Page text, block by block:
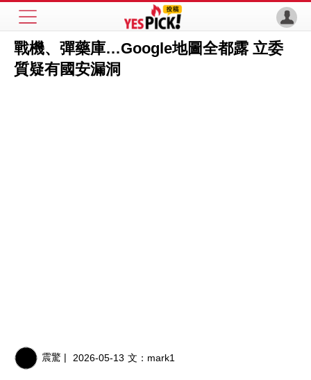
戰機、彈藥庫…Google地圖全都露 立委
質疑有國安漏洞
震驚 | 2026-05-13 文： mark1